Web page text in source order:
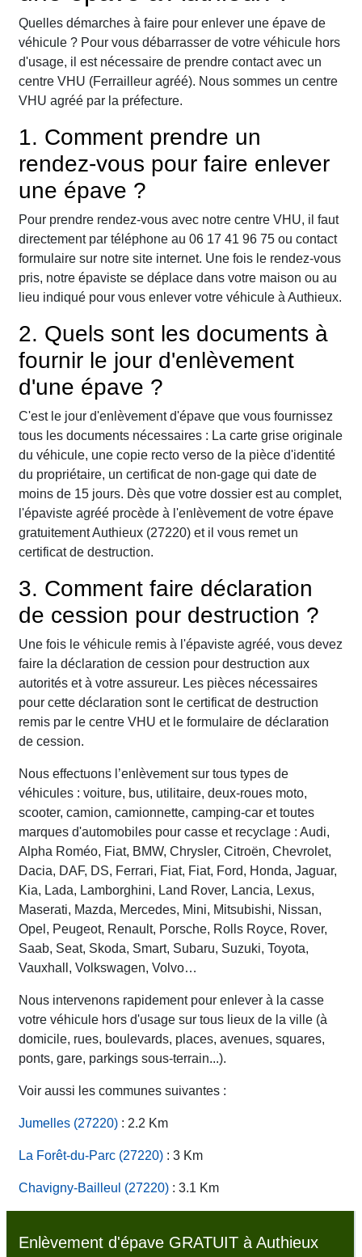
Quelles démarches à faire pour enlever une épave de
véhicule ? Pour vous débarrasser de votre véhicule hors
d'usage, il est nécessaire de prendre contact avec un
centre VHU (Ferrailleur agréé). Nous sommes un centre
VHU agréé par la préfecture.
1. Comment prendre un
rendez-vous pour faire enlever
une épave ?
Pour prendre rendez-vous avec notre centre VHU, il faut
directement par téléphone au 06 17 41 96 75 ou contact
formulaire sur notre site internet. Une fois le rendez-vous
pris, notre épaviste se déplace dans votre maison ou au
lieu indiqué pour vous enlever votre véhicule à Authieux.
2. Quels sont les documents à
fournir le jour d'enlèvement
d'une épave ?
C'est le jour d'enlèvement d'épave que vous fournissez
tous les documents nécessaires : La carte grise originale
du véhicule, une copie recto verso de la pièce d'identité
du propriétaire, un certificat de non-gage qui date de
moins de 15 jours. Dès que votre dossier est au complet,
l'épaviste agréé procède à l'enlèvement de votre épave
gratuitement Authieux (27220) et il vous remet un
certificat de destruction.
3. Comment faire déclaration
de cession pour destruction ?
Une fois le véhicule remis à l'épaviste agréé, vous devez
faire la déclaration de cession pour destruction aux
autorités et à votre assureur. Les pièces nécessaires
pour cette déclaration sont le certificat de destruction
remis par le centre VHU et le formulaire de déclaration
de cession.
Nous effectuons l’enlèvement sur tous types de
véhicules : voiture, bus, utilitaire, deux-roues moto,
scooter, camion, camionnette, camping-car et toutes
marques d'automobiles pour casse et recyclage : Audi,
Alpha Roméo, Fiat, BMW, Chrysler, Citroën, Chevrolet,
Dacia, DAF, DS, Ferrari, Fiat, Fiat, Ford, Honda, Jaguar,
Kia, Lada, Lamborghini, Land Rover, Lancia, Lexus,
Maserati, Mazda, Mercedes, Mini, Mitsubishi, Nissan,
Opel, Peugeot, Renault, Porsche, Rolls Royce, Rover,
Saab, Seat, Skoda, Smart, Subaru, Suzuki, Toyota,
Vauxhall, Volkswagen, Volvo…
Nous intervenons rapidement pour enlever à la casse
votre véhicule hors d'usage sur tous lieux de la ville (à
domicile, rues, boulevards, places, avenues, squares,
ponts, gare, parkings sous-terrain...).
Voir aussi les communes suivantes :
Jumelles (27220) : 2.2 Km
La Forêt-du-Parc (27220) : 3 Km
Chavigny-Bailleul (27220) : 3.1 Km
Enlèvement d'épave GRATUIT à Authieux